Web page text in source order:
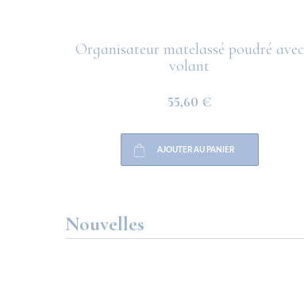
Organisateur matelassé poudré avec
volant
55,60 €
AJOUTER AU PANIER
Nouvelles